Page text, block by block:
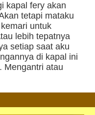
kapal fery akan
tetapi mataku
untuk
lebih tepatnya
setiap saat aku
di kapal ini
Mengantri atau